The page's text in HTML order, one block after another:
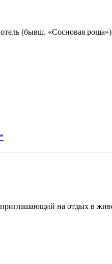
(бывш. «Сосновая
приглашающий на отдых в